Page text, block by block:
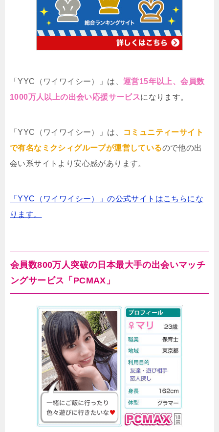
「YYC（ワイワイシー）」は、 運営15年以上、会員数
1000万人以上の出会い応援サービスになります。
「YYC（ワイワイシー）」は、
コミュニティーサイト
で有名なミクシィグループが運営しているので他の出
会い系サイトより安心感があります。
「YYC（ワイワイシー）」の公式サイトはこちらにな
ります。
会員数800万人突破の日本最大手の出会いマッチ
ングサービス「PCMAX」